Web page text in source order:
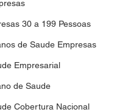
30 a 199 Pessoas
de Saude Empresas
Empresarial
de Saude
Cobertura Nacional